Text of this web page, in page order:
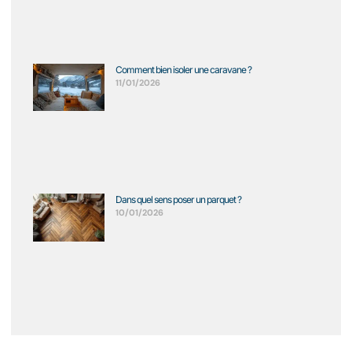
Comment bien isoler une caravane ?
11/01/2026
Dans quel sens poser un parquet ?
10/01/2026